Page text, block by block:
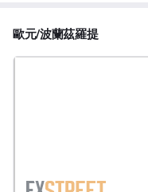
歐元/波蘭茲羅提